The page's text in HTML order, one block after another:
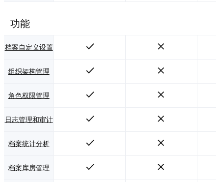
功能
档案自定义设置
组织架构管理
角色权限管理
日志管理和审计
档案统计分析
档案库房管理